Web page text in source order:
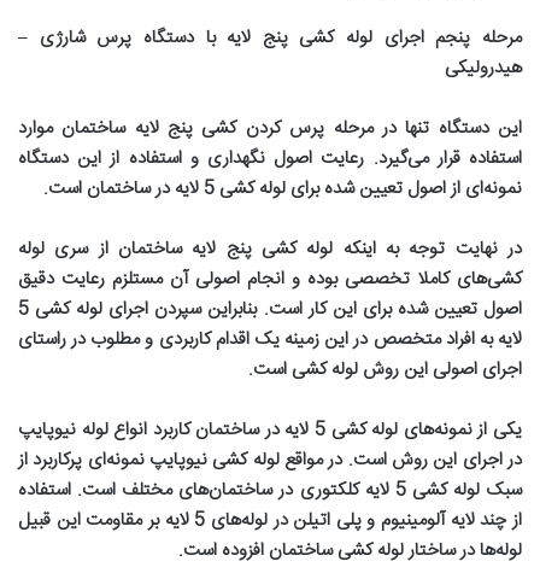
مرحله پنجم اجرای لوله کشی پنج لایه با دستگاه پرس شارژی –
هیدرولیکی
این دستگاه تنها در مرحله پرس کردن کشی پنج لایه ساختمان موارد
استفاده قرار می‌گیرد. رعایت اصول نگهداری و استفاده از این دستگاه
نمونه‌ای از اصول تعیین شده برای لوله کشی 5 لایه در ساختمان است
.
در نهایت توجه به اینکه لوله کشی پنج لایه ساختمان از سری لوله
کشی‌های کاملا تخصصی بوده و انجام اصولی آن مستلزم رعایت دقیق
اصول تعیین شده برای این کار است. بنابراین سپردن اجرای لوله کشی 5
لایه به افراد متخصص در این زمینه یک اقدام کاربردی و مطلوب در راستای
اجرای اصولی این روش لوله کشی است.
یکی از نمونه‌های لوله کشی 5 لایه در ساختمان کاربرد انواع لوله نیوپایپ
در اجرای این روش است. در مواقع لوله کشی نیوپایپ نمونه‌ای پرکاربرد از
سبک لوله کشی 5 لایه کلکتوری در ساختمان‌های مختلف است. استفاده
از چند لایه آلومینیوم و پلی اتیلن در لوله‌های 5 لایه بر مقاومت این قبیل
لوله‌ها در ساختار لوله کشی ساختمان افزوده است.